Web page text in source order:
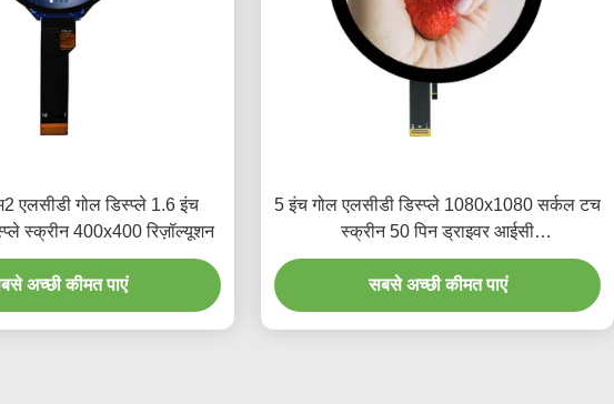
एलसीडी गोल डिस्प्ले 1.6 इंच
स्क्रीन 400x400 रिज़ॉल्यूशन
अच्छी कीमत पाएं
5 इंच गोल एलसीडी डिस्प्ले 1080x1080 सर्कल टच
स्क्रीन 50 पिन ड्राइवर आईसी
HX8399C/GT911
सबसे अच्छी कीमत पाएं